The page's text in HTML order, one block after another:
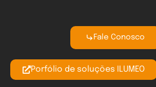
Fale Conosco
Porfólio de soluções ILUMEO